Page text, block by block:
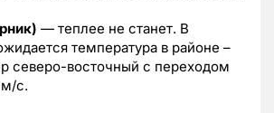
— теплее не станет. В
температура в районе –
северо-восточный с переходом
с.